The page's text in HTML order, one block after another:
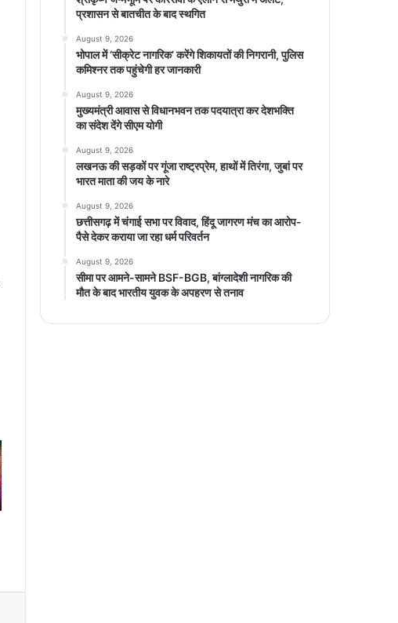
प्रशासन से बातचीत के बाद स्थगित
August 9, 2026
भोपाल में ‘सीक्रेट नागरिक’ करेंगे शिकायतों की निगरानी, पुलिस
कमिश्नर तक पहुंचेगी हर जानकारी
August 9, 2026
मुख्यमंत्री आवास से विधानभवन तक पदयात्रा कर देशभक्ति
का संदेश देंगे सीएम योगी
August 9, 2026
लखनऊ की सड़कों पर गूंजा राष्ट्रप्रेम, हाथों में तिरंगा, जुबां पर
भारत माता की जय के नारे
August 9, 2026
छत्तीसगढ़ में चंगाई सभा पर विवाद, हिंदू जागरण मंच का आरोप-
पैसे देकर कराया जा रहा धर्म परिवर्तन
August 9, 2026
सीमा पर आमने-सामने BSF-BGB, बांग्लादेशी नागरिक की
मौत के बाद भारतीय युवक के अपहरण से तनाव